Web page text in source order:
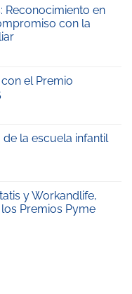
Reconocimiento en
con la
el Premio
la escuela infantil
y Workandlife,
Premios Pyme